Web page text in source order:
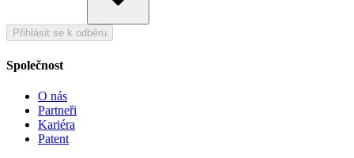
Přihlásit se k odběru
Společnost
O nás
Partneři
Kariéra
Patent